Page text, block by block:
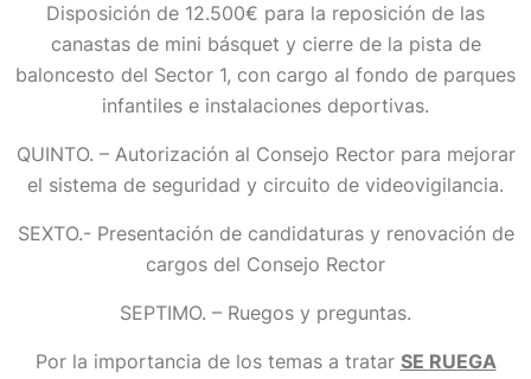
Disposición de 12.500€ para la reposición de las
canastas de mini básquet y cierre de la pista de
baloncesto del Sector 1, con cargo al fondo de parques
infantiles e instalaciones deportivas.
QUINTO. – Autorización al Consejo Rector para mejorar
el sistema de seguridad y circuito de videovigilancia.
SEXTO.- Presentación de candidaturas y renovación de
cargos del Consejo Rector
SEPTIMO. – Ruegos y preguntas.
Por la importancia de los temas a tratar SE RUEGA